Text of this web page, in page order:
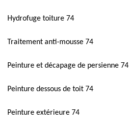
Hydrofuge toiture 74
Traitement anti-mousse 74
Peinture et décapage de persienne 74
Peinture dessous de toit 74
Peinture extérieure 74